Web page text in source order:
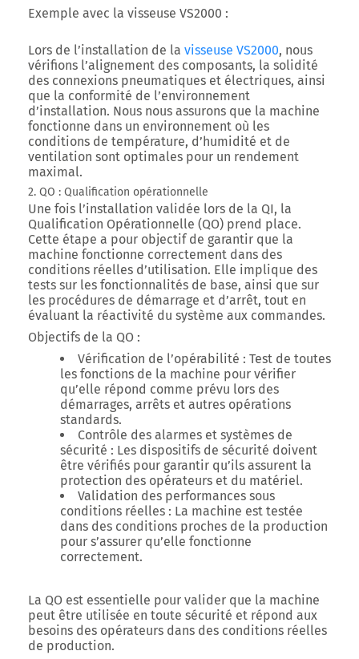
Exemple avec la visseuse VS2000 :
Lors de l’installation de la visseuse VS2000, nous
vérifions l’alignement des composants, la solidité
des connexions pneumatiques et électriques, ainsi
que la conformité de l’environnement
d’installation. Nous nous assurons que la machine
fonctionne dans un environnement où les
conditions de température, d’humidité et de
ventilation sont optimales pour un rendement
maximal.
2. QO : Qualification opérationnelle
Une fois l’installation validée lors de la QI, la
Qualification Opérationnelle (QO) prend place.
Cette étape a pour objectif de garantir que la
machine fonctionne correctement dans des
conditions réelles d’utilisation. Elle implique des
tests sur les fonctionnalités de base, ainsi que sur
les procédures de démarrage et d’arrêt, tout en
évaluant la réactivité du système aux commandes.
Objectifs de la QO :
Vérification de l’opérabilité : Test de toutes
les fonctions de la machine pour vérifier
qu’elle répond comme prévu lors des
démarrages, arrêts et autres opérations
standards.
Contrôle des alarmes et systèmes de
sécurité : Les dispositifs de sécurité doivent
être vérifiés pour garantir qu’ils assurent la
protection des opérateurs et du matériel.
Validation des performances sous
conditions réelles : La machine est testée
dans des conditions proches de la production
pour s’assurer qu’elle fonctionne
correctement.
La QO est essentielle pour valider que la machine
peut être utilisée en toute sécurité et répond aux
besoins des opérateurs dans des conditions réelles
de production.